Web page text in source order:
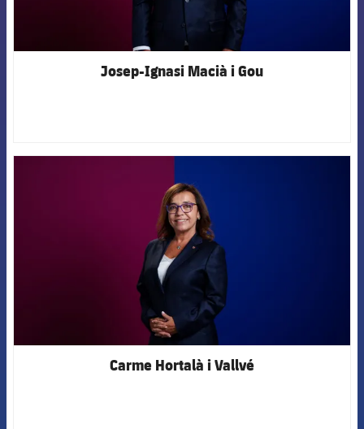
Josep-Ignasi Macià i Gou
Carme Hortalà i Vallvé